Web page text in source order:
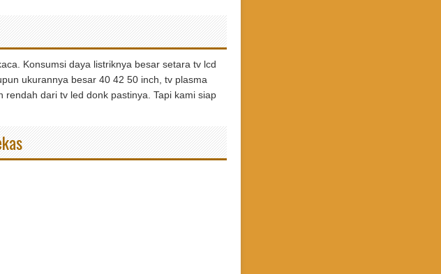
Konsumsi daya listriknya besar setara tv lcd
ukurannya besar 40 42 50 inch, tv plasma
dari tv led donk pastinya. Tapi kami siap